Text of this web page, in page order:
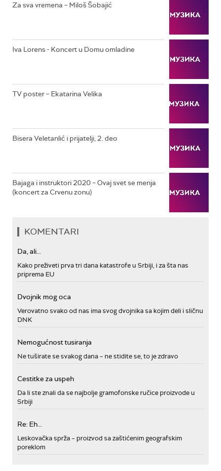
RTS KOLO
Za sva vremena – Miloš Šobajić
Iva Lorens - Koncert u Domu omladine
TV poster – Ekatarina Velika
Bisera Veletanlić i prijatelji, 2. deo
Bajaga i instruktori 2020 – Ovaj svet se menja
(koncert za Crvenu zonu)
KOMENTARI
Da, ali...
Kako preživeti prva tri dana katastrofe u Srbiji, i za šta nas
priprema EU
Dvojnik mog oca
Verovatno svako od nas ima svog dvojnika sa kojim deli i sličnu
DNK
Nemogućnost tusiranja
Ne tuširate se svakog dana – ne stidite se, to je zdravo
Cestitke za uspeh
Da li ste znali da se najbolje gramofonske ručice proizvode u
Srbiji
Re: Eh...
Leskovačka sprža – proizvod sa zaštićenim geografskim
poreklom